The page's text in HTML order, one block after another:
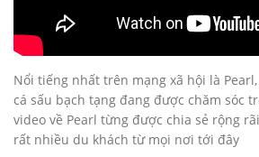
Nổi tiếng nhất trên mạng xã hội là
cá sấu bạch tạng đang được chăm sóc
video về Pearl từng được chia sẻ rộng
rất nhiều du khách từ mọi nơi tới đây